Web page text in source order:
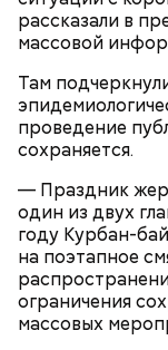
рассказали в
массовой
Там
проведение
сохраняется.
— Праздник
один из двух
году Курбан-
на поэтапное
ограничения
массовых
За свою земную
добрых дел во
Очищенный
нашинковать
кожицы и семян,
нарезать
перемешать,
в салатник
сельдерея,
ломтиками